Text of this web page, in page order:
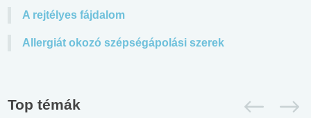
A rejtélyes fájdalom
Allergiát okozó szépségápolási szerek
Top témák